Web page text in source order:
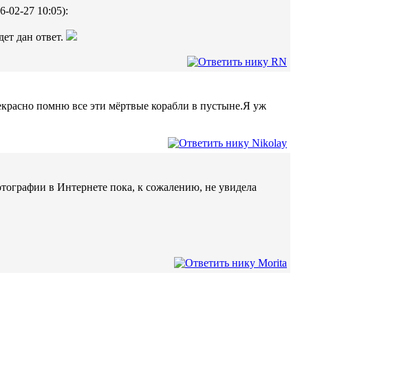
02-27 10:05):
дан ответ.
помню все эти мёртвые корабли в пустыне.Я уж
в Интернете пока, к сожалению, не увидела